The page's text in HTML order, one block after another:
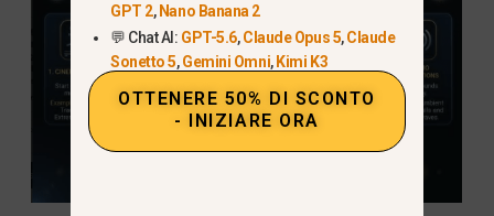
GPT 2,Nano Banana 2
💬 Chat AI: GPT-5.6,Claude Opus 5,Claude
Sonetto 5,Gemini Omni,Kimi K3
OTTENERE 50% DI SCONTO
- INIZIARE ORA